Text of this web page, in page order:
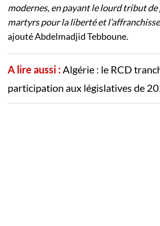
modernes, en payant le lourd tribut de
martyrs pour la liberté et
ajouté Abdelmadjid Tebboune.
A lire aussi :Algérie : le RCD
participation aux législatives de